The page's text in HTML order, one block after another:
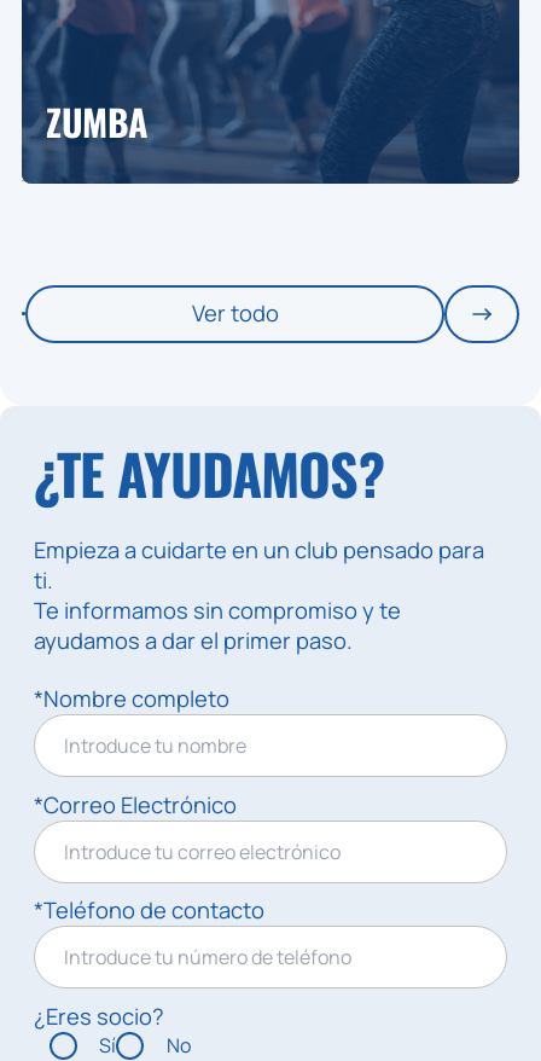
ZUMBA
Ver todo
¿TE AYUDAMOS?
Empieza a cuidarte en un club pensado para
ti.
Te informamos sin compromiso y te
ayudamos a dar el primer paso.
*Nombre completo
*Correo Electrónico
*Teléfono de contacto
¿Eres socio?
Sí No